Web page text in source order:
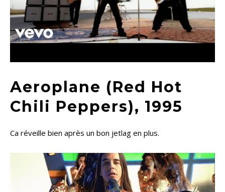
Aeroplane (Red Hot
Chili Peppers), 1995
Ca réveille bien après un bon jetlag en plus.